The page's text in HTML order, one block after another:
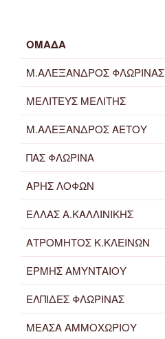
ΟΜΑΔΑ
Μ.ΑΛΕΞΑΝΔΡΟΣ ΦΛΩΡΙΝΑΣ
ΜΕΛΙΤΕΥΣ ΜΕΛΙΤΗΣ
Μ.ΑΛΕΞΑΝΔΡΟΣ ΑΕΤΟΥ
ΠΑΣ ΦΛΩΡΙΝΑ
ΑΡΗΣ ΛΟΦΩΝ
ΕΛΛΑΣ Α.ΚΑΛΛΙΝΙΚΗΣ
ΑΤΡΟΜΗΤΟΣ Κ.ΚΛΕΙΝΩΝ
ΕΡΜΗΣ ΑΜΥΝΤΑΙΟΥ
ΕΛΠΙΔΕΣ ΦΛΩΡΙΝΑΣ
ΜΕΑΣΑ ΑΜΜΟΧΩΡΙΟΥ